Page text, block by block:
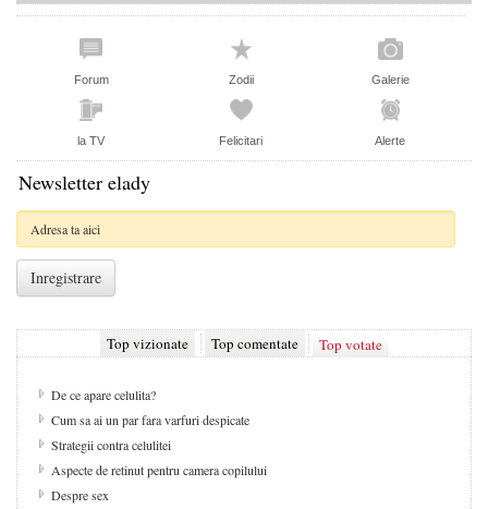
Forum Zodii Galerie
la TV Felicitari Alerte
Newsletter elady
Top vizionate Top comentate Top votate
De ce apare celulita?
Cum sa ai un par fara varfuri despicate
Strategii contra celulitei
Aspecte de retinut pentru camera copilului
Despre sex